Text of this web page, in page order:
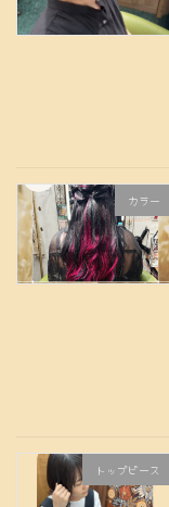
カラー
トップピース